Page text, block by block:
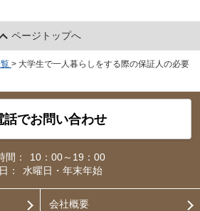
ページトップへ
> 大学生で一人暮らしをする際の保証人の必要
話でお問い合わせ
間：
10：00～19：00
：
水曜日・年末年始
会社概要